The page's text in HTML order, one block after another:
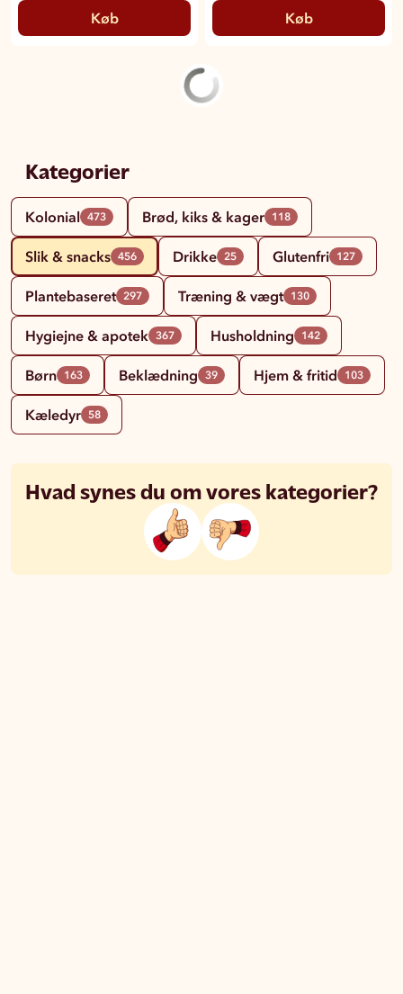
Køb Køb
Kategorier
Kolonial 473 Brød, kiks & kager 118
Slik & snacks 456 Drikke 25 Glutenfri 127
Plantebaseret 297 Træning & vægt 130
Hygiejne & apotek 367 Husholdning 142
Børn 163 Beklædning 39 Hjem & fritid 103
Kæledyr 58
Hvad synes du om vores kategorier?